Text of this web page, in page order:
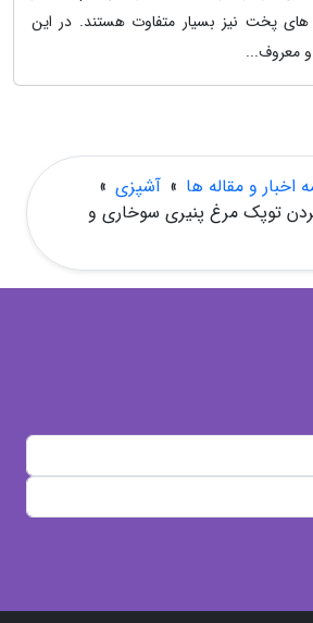
های پخت نیز بسیار متفاوت هستند. در این
و معروف...
اخبار و مقاله ها » آشپزی »
توپک مرغ پنیری سوخاری و